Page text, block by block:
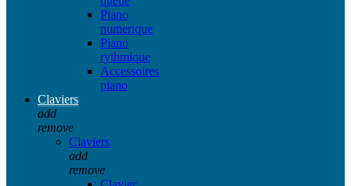
Piano
numerique
Piano
rythmique
Accessoires
piano
Claviers
add
remove
Claviers
add
remove